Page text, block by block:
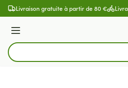
Aller au contenu
Livraison gratuite à partir de 80 €
Menu
Rechercher